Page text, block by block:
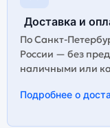
Доставка и
По Санкт-
России — без
наличными или
Подробнее о